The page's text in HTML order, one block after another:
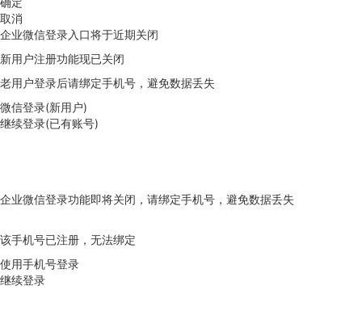
取消
企业微信登录入口将于近期关闭
新用户注册功能现已关闭
老用户登录后请绑定手机号，避免数据丢失
微信登录(新用户)
继续登录(已有账号)
企业微信登录功能即将关闭，请绑定手机号，避免数据丢失
该手机号已注册，无法绑定
使用手机号登录
继续登录